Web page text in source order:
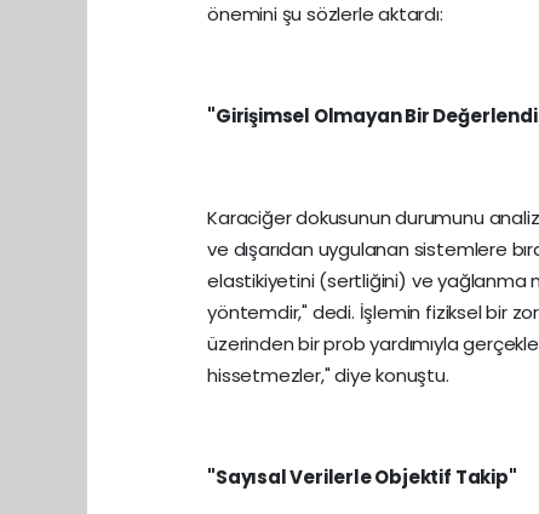
önemini şu sözlerle aktardı:
"Girişimsel Olmayan Bir
Karaciğer dokusunun durumunu
ve dışarıdan uygulanan sistemlere
elastikiyetini (sertliğini) ve yağlanma
yöntemdir," dedi. İşlemin fiziksel bir
üzerinden bir prob yardımıyla
hissetmezler," diye konuştu.
"Sayısal Verilerle Objektif Takip"